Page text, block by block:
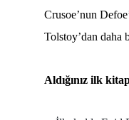
Crusoe’nun
Tolstoy’dan daha
Aldığınız ilk